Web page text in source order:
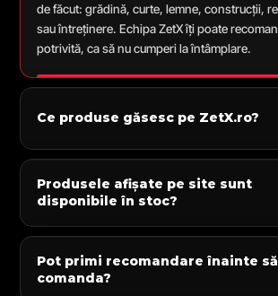
de făcut: grădină, curte, lemne, construcții,
sau întreținere. Echipa ZetX îți poate
potrivită, ca să nu cumperi la întâmplare.
Ce produse găsesc pe ZetX.ro?
Produsele afișate pe site sunt
disponibile în stoc?
Pot primi recomandare înainte
comanda?